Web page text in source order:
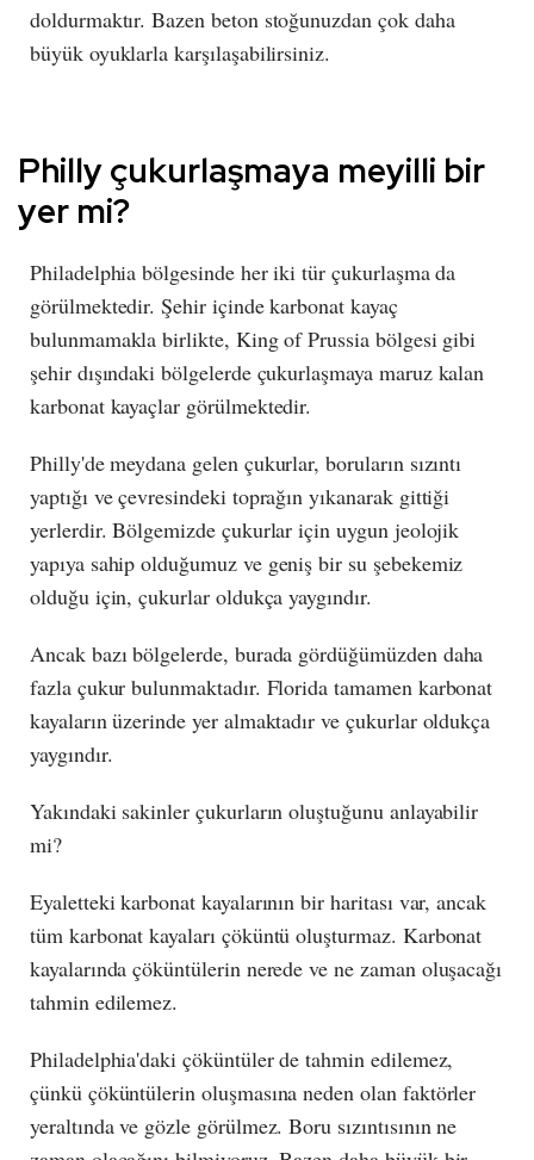
doldurmaktır. Bazen beton stoğunuzdan çok daha
büyük oyuklarla karşılaşabilirsiniz.
Philly çukurlaşmaya meyilli bir
yer mi?
Philadelphia bölgesinde her iki tür çukurlaşma da
görülmektedir. Şehir içinde karbonat kayaç
bulunmamakla birlikte, King of Prussia bölgesi gibi
şehir dışındaki bölgelerde çukurlaşmaya maruz kalan
karbonat kayaçlar görülmektedir.
Philly'de meydana gelen çukurlar, boruların sızıntı
yaptığı ve çevresindeki toprağın yıkanarak gittiği
yerlerdir. Bölgemizde çukurlar için uygun jeolojik
yapıya sahip olduğumuz ve geniş bir su şebekemiz
olduğu için, çukurlar oldukça yaygındır.
Ancak bazı bölgelerde, burada gördüğümüzden daha
fazla çukur bulunmaktadır. Florida tamamen karbonat
kayaların üzerinde yer almaktadır ve çukurlar oldukça
yaygındır.
Yakındaki sakinler çukurların oluştuğunu anlayabilir
mi?
Eyaletteki karbonat kayalarının bir haritası var, ancak
tüm karbonat kayaları çöküntü oluşturmaz. Karbonat
kayalarında çöküntülerin nerede ve ne zaman oluşacağı
tahmin edilemez.
Philadelphia'daki çöküntüler de tahmin edilemez,
çünkü çöküntülerin oluşmasına neden olan faktörler
yeraltında ve gözle görülmez. Boru sızıntısının ne